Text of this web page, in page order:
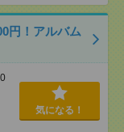
円！アルバム
気になる！